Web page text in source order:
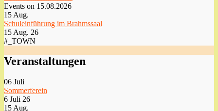
Events on 15.08.2026
15 Aug.
Schuleinführung im Brahmssaal
15 Aug. 26
#_TOWN
Veranstaltungen
06 Juli
Sommerferein
6 Juli 26
15 Aug.